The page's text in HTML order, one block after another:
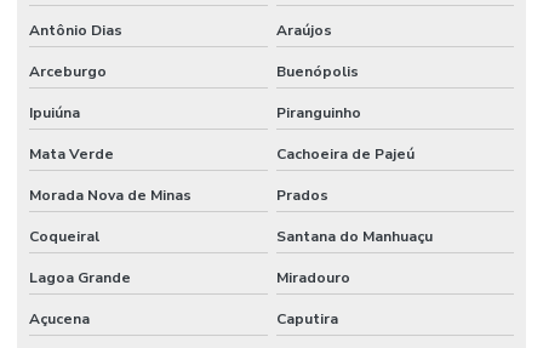
Antônio Dias Araújos
Arceburgo Buenópolis
Ipuiúna Piranguinho
Mata Verde Cachoeira de Pajeú
Morada Nova de Minas Prados
Coqueiral Santana do Manhuaçu
Lagoa Grande Miradouro
Açucena Caputira